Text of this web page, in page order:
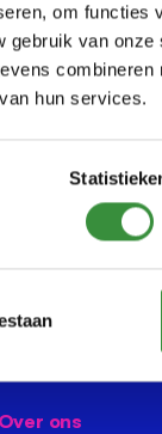
om functies
van
hun services.
Over ons